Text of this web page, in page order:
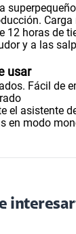
12 horas de
y a las
usar
Fácil de
el asistente
en modo